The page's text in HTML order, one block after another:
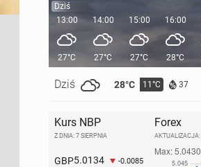
Dziś
13:00
27°C
Dziś 28°C 11°C 37
14:00
27°C
15:00
27°C
16:00
28°C
Kurs NBP
Z DNIA: 7 SIERPNIA
GBP5.0134 -0.0085
Forex
AKTUALIZACJA: